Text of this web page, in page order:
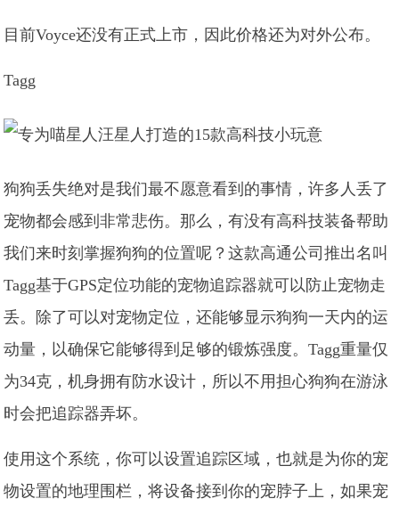
目前Voyce还没有正式上市，因此价格还为对外公布。
Tagg
狗狗丢失绝对是我们最不愿意看到的事情，许多人丢了
宠物都会感到非常悲伤。那么，有没有高科技装备帮助
我们来时刻掌握狗狗的位置呢？这款高通公司推出名叫
Tagg基于GPS定位功能的宠物追踪器就可以防止宠物走
丢。除了可以对宠物定位，还能够显示狗狗一天内的运
动量，以确保它能够得到足够的锻炼强度。Tagg重量仅
为34克，机身拥有防水设计，所以不用担心狗狗在游泳
时会把追踪器弄坏。
使用这个系统，你可以设置追踪区域，也就是为你的宠
物设置的地理围栏，将设备接到你的宠脖子上，如果宠